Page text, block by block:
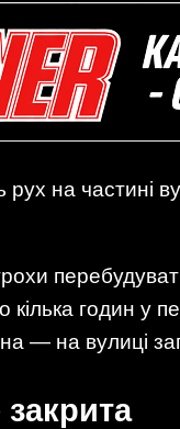
на частині
кілька годин у
— на вулиці